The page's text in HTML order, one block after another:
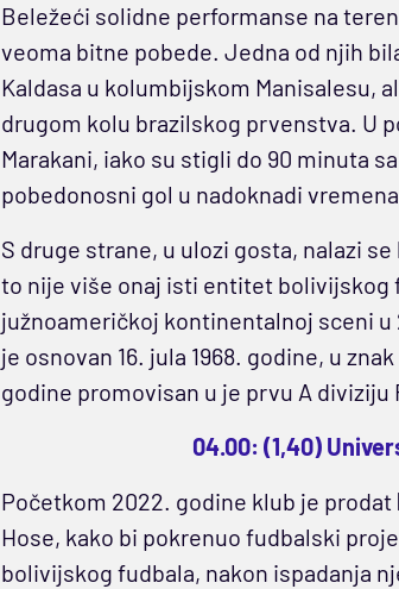
Beležeći solidne performanse na
veoma bitne pobede. Jedna od njih
Kaldasa u kolumbijskom Manisalesu,
drugom kolu brazilskog prvenstva. U
Marakani, iako su stigli do 90 minuta
pobedonosni gol u nadoknadi
S druge strane, u ulozi gosta, nalazi
to nije više onaj isti entitet bolivijskog
južnoameričkoj kontinentalnoj sceni u
je osnovan 16. jula 1968. godine, u
godine promovisan u je prvu A
04.00: (1,40)
Početkom 2022. godine klub je prodat
Hose, kako bi pokrenuo fudbalski
bolivijskog fudbala, nakon ispadanja